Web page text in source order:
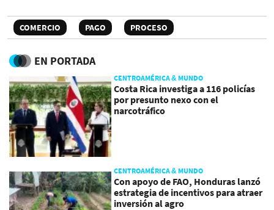
COMERCIO PAGO PROCESO
EN PORTADA
CENTROAMÉRICA & MUNDO
Costa Rica investiga a 116 policías
por presunto nexo con el
narcotráfico
CENTROAMÉRICA & MUNDO
Con apoyo de FAO, Honduras lanzó
estrategia de incentivos para atraer
inversión al agro